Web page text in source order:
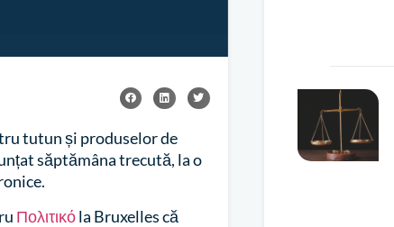
tutun și produselor de
săptămâna trecută, la o
Πολιτικόla Bruxelles că